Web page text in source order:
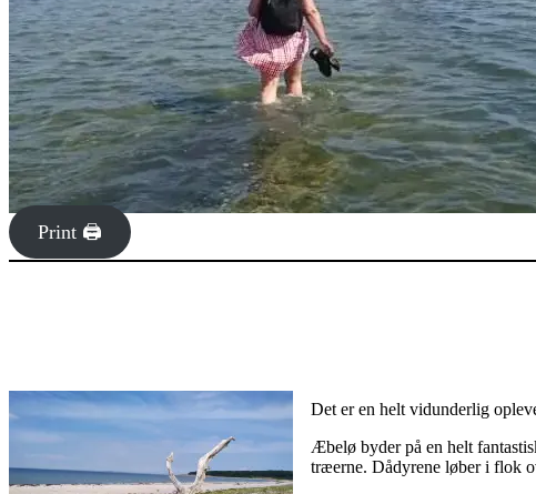
Print 🖨
Det er en helt vidunderlig
Æbelø byder på en helt
træerne. Dådyrene løber i flok